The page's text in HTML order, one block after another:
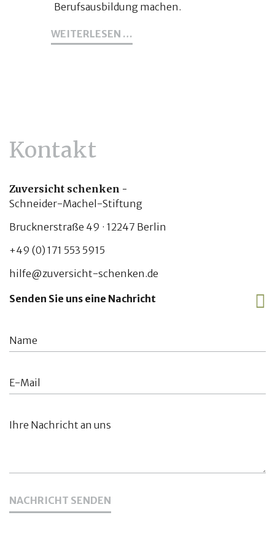
Berufsausbildung machen.
WEITERLESEN …
JUGENDLICHE
Kontakt
Zuversicht schenken -
Schneider-Machel-Stiftung
Brucknerstraße 49 · 12247 Berlin
+49 (0) 171 553 5915
hilfe@zuversicht-schenken.de
Senden Sie uns eine Nachricht
NACHRICHT SENDEN